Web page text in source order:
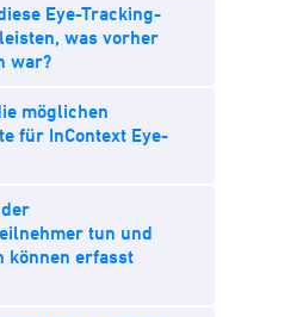
Eye-Tracking-
was vorher
war?
möglichen
für InContext Eye-
tun und
können erfasst